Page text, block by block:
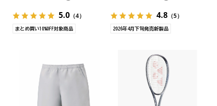
5.0 （4）
まとめ買い10%OFF対象商品
4.8（5）
2026年4月下旬発売新製品